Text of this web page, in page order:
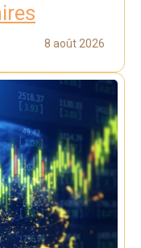
8 août 2026